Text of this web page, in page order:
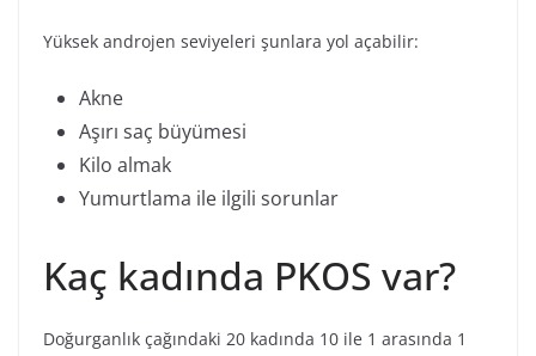
Yüksek androjen seviyeleri şunlara yol açabilir:
Akne
Aşırı saç büyümesi
Kilo almak
Yumurtlama ile ilgili sorunlar
Kaç kadında PKOS var?
Doğurganlık çağındaki 20 kadında 10 ile 1 arasında 1